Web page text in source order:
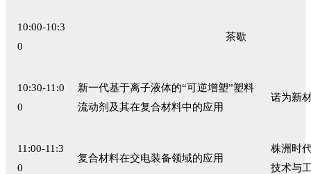
10:00-10:3
0
茶歇
10:30-11:0
0
新一代基于离子液体的“可逆增塑”塑料
流动剂及其在复合材料中的应用
诺为新
11:00-11:3
0
复合材料在交电装备领域的应用
株洲时
技术与